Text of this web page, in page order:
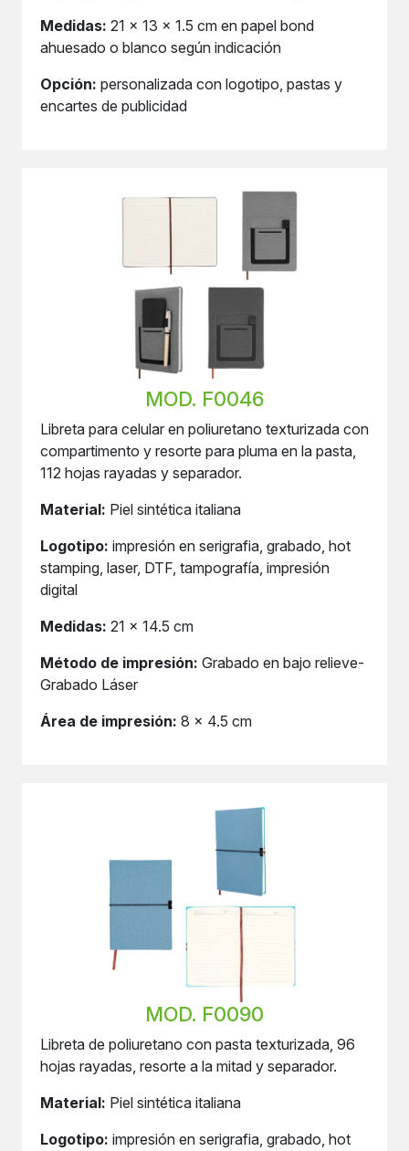
Medidas: 21 x 13 x 1.5 cm en papel bond
ahuesado o blanco según indicación
Opción: personalizada con logotipo, pastas y
encartes de publicidad
MOD. F0046
Libreta para celular en poliuretano texturizada con
compartimento y resorte para pluma en la pasta,
112 hojas rayadas y separador.
Material: Piel sintética italiana
Logotipo: impresión en serigrafia, grabado, hot
stamping, laser, DTF, tampografía, impresión
digital
Medidas: 21 x 14.5 cm
Método de impresión: Grabado en bajo relieve-
Grabado Láser
Área de impresión: 8 x 4.5 cm
MOD. F0090
Libreta de poliuretano con pasta texturizada, 96
hojas rayadas, resorte a la mitad y separador.
Material: Piel sintética italiana
Logotipo: impresión en serigrafia, grabado, hot